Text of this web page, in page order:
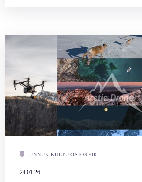
UNNUK KULTURISIORFIK
24.01.26